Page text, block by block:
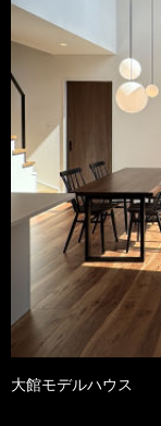
大館モデルハウス